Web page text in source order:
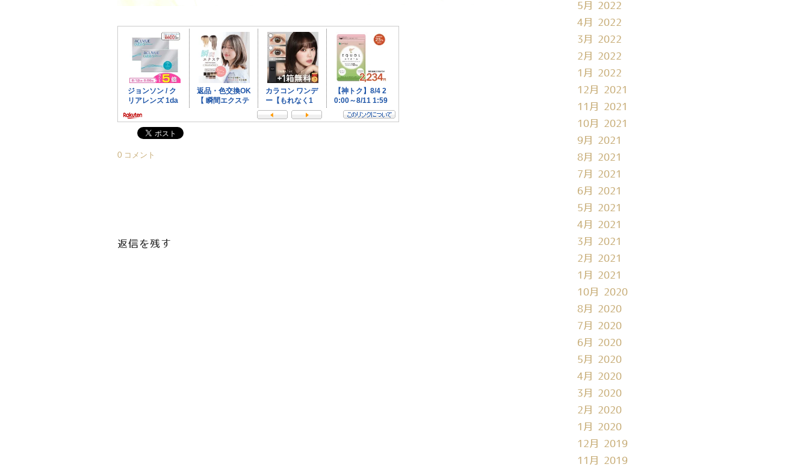
0 コメント
返信を残す
5月 2022
4月 2022
3月 2022
2月 2022
1月 2022
12月 2021
11月 2021
10月 2021
9月 2021
8月 2021
7月 2021
6月 2021
5月 2021
4月 2021
3月 2021
2月 2021
1月 2021
10月 2020
8月 2020
7月 2020
6月 2020
5月 2020
4月 2020
3月 2020
2月 2020
1月 2020
12月 2019
11月 2019